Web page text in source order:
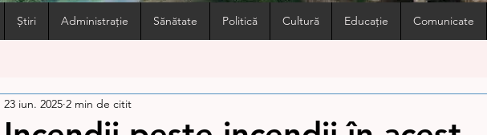
Știri Administrație Sănătate Politică Cultură Educație Comunicate
23 iun. 2025 2 min de citit